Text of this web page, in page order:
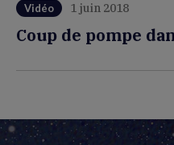
Vidéo 1 juin 2018
Coup de pompe